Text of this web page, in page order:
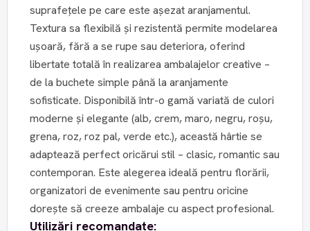
suprafețele pe care este așezat aranjamentul.
Textura sa flexibilă și rezistentă permite modelarea
ușoară, fără a se rupe sau deteriora, oferind
libertate totală în realizarea ambalajelor creative –
de la buchete simple până la aranjamente
sofisticate. Disponibilă într-o gamă variată de culori
moderne și elegante (alb, crem, maro, negru, roșu,
grena, roz, roz pal, verde etc.), această hârtie se
adaptează perfect oricărui stil – clasic, romantic sau
contemporan. Este alegerea ideală pentru florării,
organizatori de evenimente sau pentru oricine
dorește să creeze ambalaje cu aspect profesional.
Utilizări recomandate: